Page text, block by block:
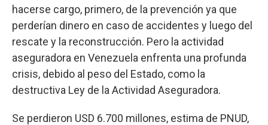
hacerse cargo, primero, de la prevención ya que
perderían dinero en caso de accidentes y luego del
rescate y la reconstrucción. Pero la actividad
aseguradora en Venezuela enfrenta una profunda
crisis, debido al peso del Estado, como la
destructiva Ley de la Actividad Aseguradora.
Se perdieron USD 6.700 millones, estima de PNUD,